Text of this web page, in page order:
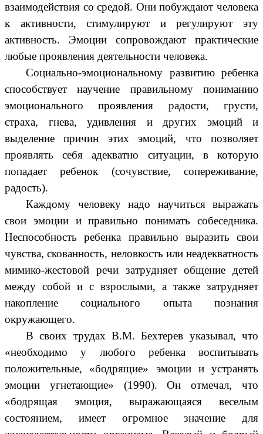
взаимодействия со средой. Они побуждают человека
к активности, стимулируют и регулируют эту
активность. Эмоции сопровождают практические
любые проявления деятельности человека.
Социально-эмоциональному развитию ребенка
способствует научение правильному пониманию
эмоционального проявления радости, грусти,
страха, гнева, удивления и других эмоций и
выделение причин этих эмоций, что позволяет
проявлять себя адекватно ситуации, в которую
попадает ребенок (сочувствие, сопереживание,
радость).
Каждому человеку надо научиться выражать
свои эмоции и правильно понимать собеседника.
Неспособность ребенка правильно выразить свои
чувства, скованность, неловкость или неадекватность
мимико-жестовой речи затрудняет общение детей
между собой и с взрослыми, а также затрудняет
накопление социального опыта познания
окружающего.
В своих трудах В.М. Бехтерев указывал, что
«необходимо у любого ребенка воспитывать
положительные, «бодрящие» эмоции и устранять
эмоции угнетающие» (1990). Он отмечал, что
«бодрящая эмоция, выражающаяся веселым
состоянием, имеет огромное значение для